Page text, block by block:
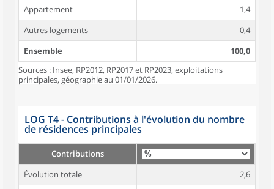
Appartement
1,4
Autres logements
0,4
Ensemble
100,0
Sources : Insee, RP2012, RP2017 et RP2023, exploitations
principales, géographie au 01/01/2026.
LOG T4 - Contributions à l'évolution du nombre
de résidences principales
Contributions
Évolution totale
2,6